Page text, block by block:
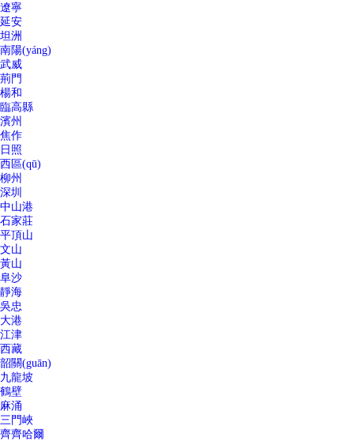
遼寧
延安
坦洲
南陽(yáng)
武威
荊門
楊和
臨高縣
濱州
焦作
日照
西區(qū)
柳州
深圳
中山港
石家莊
平頂山
文山
黃山
阜沙
靜海
吳忠
大港
江津
西藏
韶關(guān)
九龍坡
鶴壁
麻涌
三門峽
齊齊哈爾